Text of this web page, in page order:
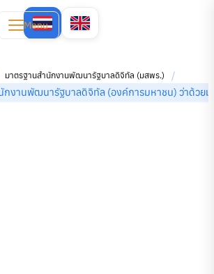
Menu
มาตรฐานสำนักงานพัฒนารัฐบาลดิจิทัล (มสพร.)
/
งานพัฒนารัฐบาลดิจิทัล (องค์การมหาชน) ว่าด้วยมา